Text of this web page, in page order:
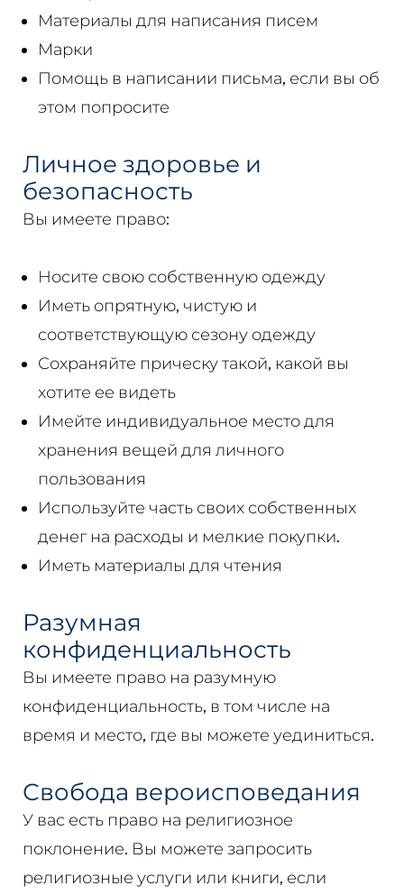
Материалы для написания писем
Марки
Помощь в написании письма, если вы об
этом попросите
Личное здоровье и
безопасность
Вы имеете право:
Носите свою собственную одежду
Иметь опрятную, чистую и
соответствующую сезону одежду
Сохраняйте прическу такой, какой вы
хотите ее видеть
Имейте индивидуальное место для
хранения вещей для личного
пользования
Используйте часть своих собственных
денег на расходы и мелкие покупки.
Иметь материалы для чтения
Разумная
конфиденциальность
Вы имеете право на разумную
конфиденциальность, в том числе на
время и место, где вы можете уединиться.
Свобода вероисповедания
У вас есть право на религиозное
поклонение. Вы можете запросить
религиозные услуги или книги, если